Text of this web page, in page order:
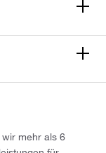
mehr als 6